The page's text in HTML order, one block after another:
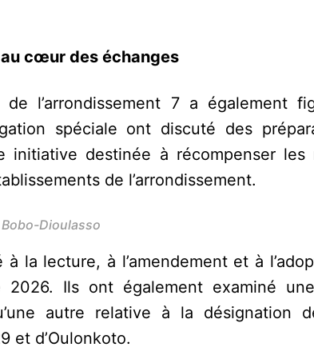
au cœur des échanges
l’arrondissement 7 a également
spéciale ont discuté des
initiative destinée à récompenser
de l’arrondissement.
Bobo-Dioulasso
la lecture, à l’amendement et à
Ils ont également examiné
autre relative à la désignation
et d’Oulonkoto.